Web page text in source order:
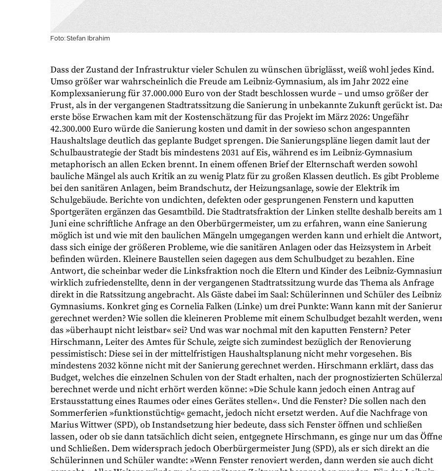
Foto: Stefan Ibrahim
Dass der Zustand der Infrastruktur vieler Schulen zu wünschen übriglässt, weiß wohl jedes Kind.
Umso größer war wahrscheinlich die Freude am Leibniz-Gymnasium, als im Jahr 2022 eine
Komplexsanierung für 37.000.000 Euro von der Stadt beschlossen wurde – und umso größer der
Frust, als in der vergangenen Stadtratssitzung die Sanierung in unbekannte Zukunft gerückt ist.
erste böse Erwachen kam mit der Kostenschätzung für das Projekt im März 2026: Ungefähr
42.300.000 Euro würde die Sanierung kosten und damit in der sowieso schon angespannten
Haushaltslage deutlich das geplante Budget sprengen. Die Sanierungspläne liegen damit laut der
Schulbaustrategie der Stadt bis mindestens 2031 auf Eis, während es im Leibniz-Gymnasium
metaphorisch an allen Ecken brennt. In einem offenen Brief der Elternschaft werden sowohl
bauliche Mängel als auch Kritik an zu wenig Platz für zu großen Klassen deutlich. Es gibt Probleme
bei den sanitären Anlagen, beim Brandschutz, der Heizungsanlage, sowie der Elektrik im
Schulgebäude. Berichte von undichten, defekten oder gesprungenen Fenstern und kaputten
Sportgeräten ergänzen das Gesamtbild. Die Stadtratsfraktion der Linken stellte deshalb bereits am
Juni eine schriftliche Anfrage an den Oberbürgermeister, um zu erfahren, wann eine Sanierung
möglich ist und wie mit den baulichen Mängeln umgegangen werden kann und erhielt die Antwort,
dass sich einige der größeren Probleme, wie die sanitären Anlagen oder das Heizsystem in Arbeit
befinden würden. Kleinere Baustellen seien dagegen aus dem Schulbudget zu bezahlen. Eine
Antwort, die scheinbar weder die Linksfraktion noch die Eltern und Kinder des Leibniz-
wirklich zufriedenstellte, denn in der vergangenen Stadtratssitzung wurde das Thema als Anfrage
direkt in die Ratssitzung angebracht. Als Gäste dabei im Saal: Schülerinnen und Schüler des
Gymnasiums. Konkret ging es Cornelia Falken (Linke) um drei Punkte: Wann kann mit der
gerechnet werden? Wie sollen die kleineren Probleme mit einem Schulbudget bezahlt werden,
das »überhaupt nicht leistbar« sei? Und was war nochmal mit den kaputten Fenstern? Peter
Hirschmann, Leiter des Amtes für Schule, zeigte sich zumindest bezüglich der Renovierung
pessimistisch: Diese sei in der mittelfristigen Haushaltsplanung nicht mehr vorgesehen. Bis
mindestens 2032 könne nicht mit der Sanierung gerechnet werden. Hirschmann erklärt, dass das
Budget, welches die einzelnen Schulen von der Stadt erhalten, nach der prognostizierten
berechnet werde und nicht erhört werden könne: »Die Schule kann jedoch einen Antrag auf
Erstausstattung eines Raumes oder eines Gerätes stellen«. Und die Fenster? Die sollen nach den
Sommerferien »funktionstüchtig« gemacht, jedoch nicht ersetzt werden. Auf die Nachfrage von
Marius Wittwer (SPD), ob Instandsetzung hier bedeute, dass sich Fenster öffnen und schließen
lassen, oder ob sie dann tatsächlich dicht seien, entgegnete Hirschmann, es ginge nur um das
und Schließen. Dem widersprach jedoch Oberbürgermeister Jung (SPD), als er sich direkt an die
Schülerinnen und Schüler wandte: »Wenn Fenster renoviert werden, dann werden sie auch dicht